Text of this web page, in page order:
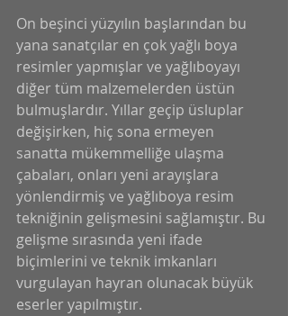
On beşinci yüzyılın başlarından bu
yana sanatçılar en çok yağlı boya
resimler yapmışlar ve yağlıboyayı
diğer tüm malzemelerden üstün
bulmuşlardır. Yıllar geçip üsluplar
değişirken, hiç sona ermeyen
sanatta mükemmelliğe ulaşma
çabaları, onları yeni arayışlara
yönlendirmiş ve yağlıboya resim
tekniğinin gelişmesini sağlamıştır. Bu
gelişme sırasında yeni ifade
biçimlerini ve teknik imkanları
vurgulayan hayran olunacak büyük
eserler yapılmıştır.